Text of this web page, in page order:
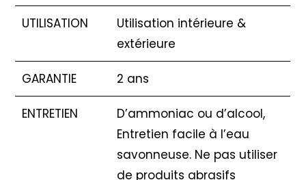
UTILISATION
Utilisation intérieure &
extérieure
GARANTIE 2 ans
ENTRETIEN
D’ammoniac ou d’alcool,
Entretien facile à l’eau
savonneuse. Ne pas utiliser
de produits abrasifs